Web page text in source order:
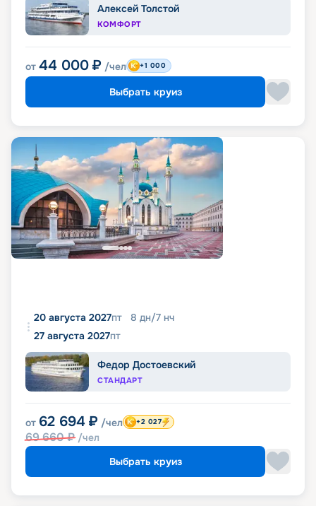
Алексей Толстой
КОМФОРТ
от 44 000 ₽ /чел +1 000
Выбрать круиз
20 августа 2027пт 8 дн/7 нч
27 августа 2027пт
Федор Достоевский
СТАНДАРТ
от 62 694 ₽ /чел
69 660₽ /чел
+2 027
Выбрать круиз